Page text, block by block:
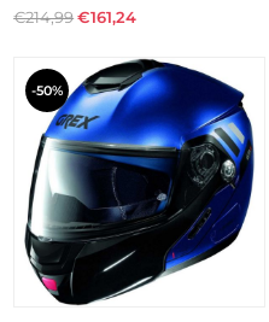
€214,99€161,24
-50%